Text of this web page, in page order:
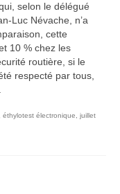
selon le délégué
Luc Névache, n’a
cette
10 % chez les
routière, si le
respecté par tous,
éthylotest électronique
juillet